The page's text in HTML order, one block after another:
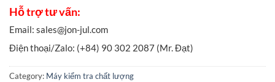
Category: Máy kiểm tra chất lượng